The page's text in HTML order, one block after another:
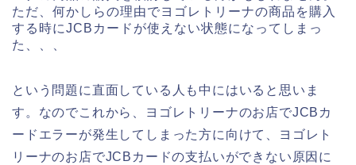
ただ、何かしらの理由でヨゴレトリーナの商品を購入
する時にJCBカードが使えない状態になってしまっ
た、、、
という問題に直面している人も中にはいると思いま
す。なのでこれから、ヨゴレトリーナのお店でJCBカ
ードエラーが発生してしまった方に向けて、ヨゴレト
リーナのお店でJCBカードの支払いができない原因に